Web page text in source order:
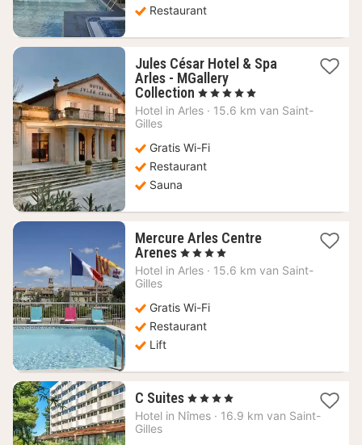
Restaurant
Jules César Hotel & Spa
Arles - MGallery
Collection 1
nacht
€
, 5 Sterren
Hotel in Arles · 15.6 km van Saint-
Gilles
Gratis Wi-Fi
Restaurant
Sauna
Mercure Arles Centre
Arenes 1
nacht
€
, 4 Sterren
Hotel in Arles · 15.6 km van Saint-
Gilles
Gratis Wi-Fi
Restaurant
Lift
C Suites 1
nacht
, 4 Sterren
Hotel in Nîmes · 16.9 km van Saint-
Gilles